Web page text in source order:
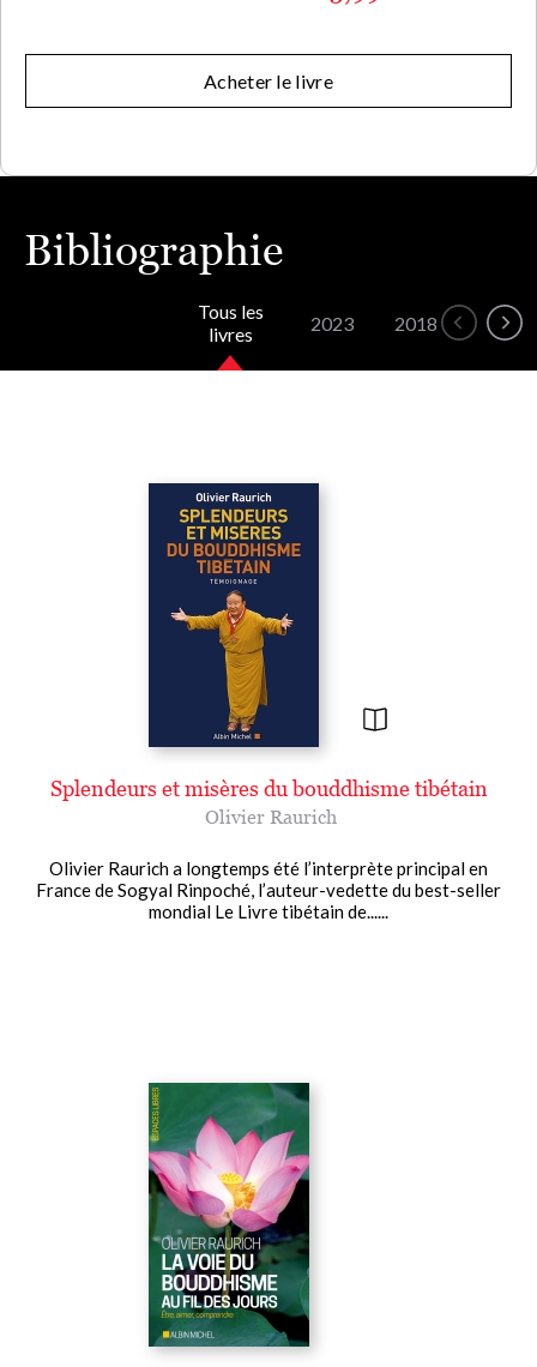
Acheter le livre
Bibliographie
Tous les
livres
2023 2018
Splendeurs et misères du bouddhisme tibétain
Olivier Raurich
Olivier Raurich a longtemps été l’interprète principal en
France de Sogyal Rinpoché, l’auteur-vedette du best-seller
mondial Le Livre tibétain de......